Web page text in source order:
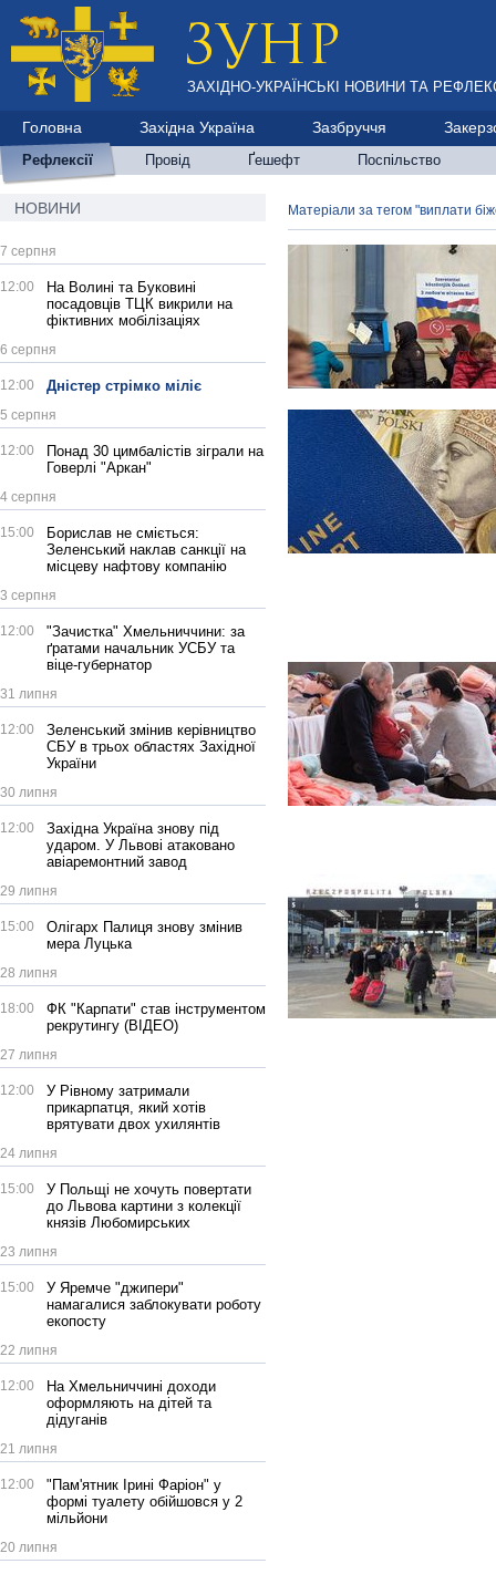
ЗАХІДНО-УКРАЇНСЬКІ НОВИНИ ТА
Головна Західна Україна Зазбруччя
Рефлексії Провід Ґешефт Поспільство
НОВИНИ
7 серпня
12:00
На Волині та Буковині
посадовців ТЦК викрили на
фіктивних мобілізаціях
6 серпня
12:00 Дністер стрімко міліє
5 серпня
12:00
Понад 30 цимбалістів зіграли на
Говерлі "Аркан"
4 серпня
15:00
Борислав не сміється:
Зеленський наклав санкції на
місцеву нафтову компанію
3 серпня
12:00
"Зачистка" Хмельниччини: за
ґратами начальник УСБУ та
віце-губернатор
31 липня
12:00
Зеленський змінив керівництво
СБУ в трьох областях Західної
України
30 липня
12:00
Західна Україна знову під
ударом. У Львові атаковано
авіаремонтний завод
29 липня
15:00
Олігарх Палиця знову змінив
мера Луцька
28 липня
18:00
ФК "Карпати" став інструментом
рекрутингу (ВІДЕО)
27 липня
12:00
У Рівному затримали
прикарпатця, який хотів
врятувати двох ухилянтів
24 липня
15:00
У Польщі не хочуть повертати
до Львова картини з колекції
князів Любомирських
23 липня
15:00
У Яремче "джипери"
намагалися заблокувати роботу
екопосту
22 липня
12:00
На Хмельниччині доходи
оформляють на дітей та
дідуганів
21 липня
12:00
"Пам'ятник Ірині Фаріон" у
формі туалету обійшовся у 2
мільйони
20 липня
Матеріали за тегом "виплати